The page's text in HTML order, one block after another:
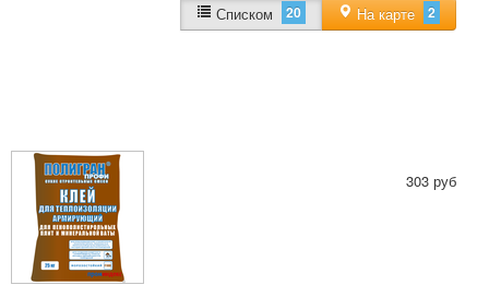
Списком 20 На карте 2
303 руб